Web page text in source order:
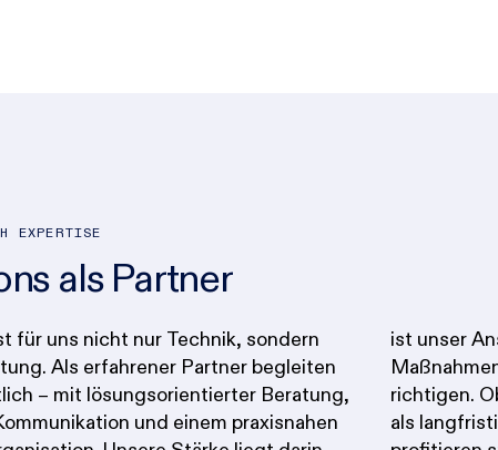
EXPERTISE
als Partner
für uns nicht nur Technik, sondern
Als erfahrener Partner begleiten
– mit lösungsorientierter Beratung,
und einem praxisnahen
nicht, Ihnen möglichst viele
empfehlen, sondern genau die
uns für eine einmalige Prüfung oder
hinzuziehen – Sie